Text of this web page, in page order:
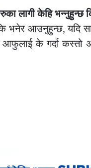
लागी केहि भन्नुहुन्छ
भनेर आउनुहुन्छ, यदि
के गर्दा कस्तो